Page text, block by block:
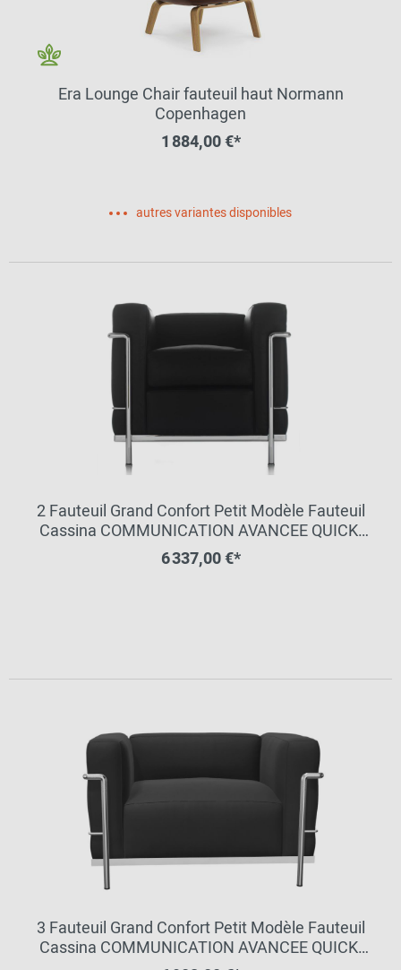
Era Lounge Chair fauteuil haut Normann
Copenhagen
1 884,00 €*
autres variantes disponibles
2 Fauteuil Grand Confort Petit Modèle Fauteuil
Cassina COMMUNICATION AVANCEE QUICK-
SHIP
6 337,00 €*
3 Fauteuil Grand Confort Petit Modèle Fauteuil
Cassina COMMUNICATION AVANCEE QUICK-